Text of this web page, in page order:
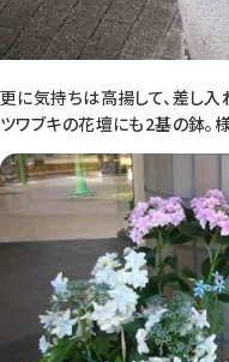
更に気持ちは高揚して、差し入
ツワブキの花壇にも2基の鉢。